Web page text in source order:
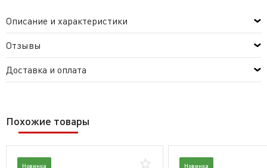
Описание и характеристики
Отзывы
Доставка и оплата
Похожие товары
Новинка Новинка